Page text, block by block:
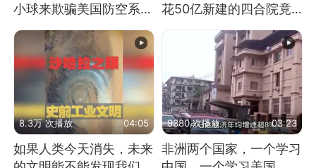
小球来欺骗美国防空系统
花50亿新建的四合院竟
8.3万 次播放 04:05
如果人类今天消失，未来
9380 次播放 03:23
非洲两个国家，一个学习